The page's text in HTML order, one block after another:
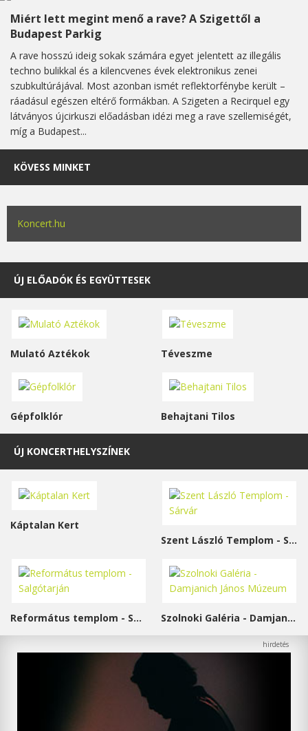
Miért lett megint menő a rave? A Szigettől a
Budapest Parkig
A rave hosszú ideig sokak számára egyet jelentett az illegális
techno bulikkal és a kilencvenes évek elektronikus zenei
szubkultúrájával. Most azonban ismét reflektorfénybe került –
ráadásul egészen eltérő formákban. A Szigeten a Recirquel egy
látványos újcirkuszi előadásban idézi meg a rave szellemiségét,
míg a Budapest...
KÖVESS MINKET
Koncert.hu
ÚJ ELŐADÓK ÉS EGYÜTTESEK
Mulató Aztékok Téveszme
Gépfolklór Behajtani Tilos
ÚJ KONCERTHELYSZÍNEK
Káptalan Kert
Szent László Templom - Sárvár
Református templom - Salgótarján Szolnoki Galéria - Damjanich János Múzeum